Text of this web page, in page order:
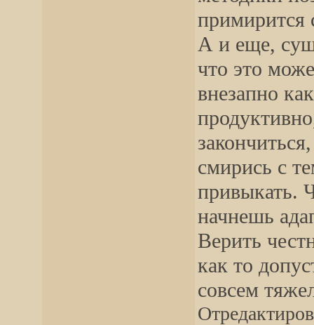
примирится
А и еще,
что это
внезапно
смирись с
привыкать.
начнешь
Верить
как то
совсем